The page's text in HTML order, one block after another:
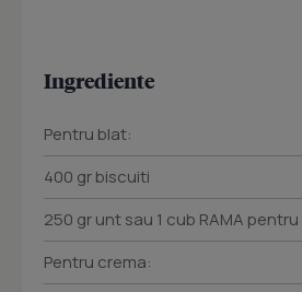
Ingrediente
Pentru blat:
400 gr biscuiti
250 gr unt sau 1 cub RAMA
Pentru crema: